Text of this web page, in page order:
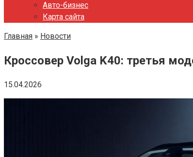
Авто-бизнес
Карта сайта
Главная » Новости
Кроссовер Volga K40: третья
15.04.2026